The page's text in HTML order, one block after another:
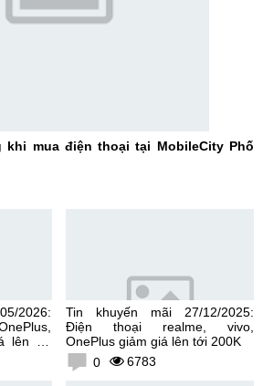
khi mua điện thoại tại MobileCity Phố
2026:
lên tới
Tin khuyến mãi 27/12/2025:
Điện thoại realme, vivo,
OnePlus giảm giá lên tới 200K
0
6783